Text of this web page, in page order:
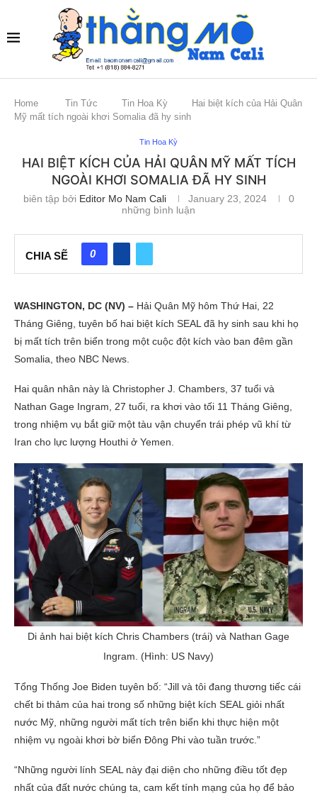
Home Tin Tức Tin Hoa Kỳ
Hai biệt kích của Hải Quân
Mỹ mất tích ngoài khơi Somalia đã hy sinh
Tin Hoa Kỳ
HAI BIỆT KÍCH CỦA HẢI QUÂN MỸ MẤT TÍCH
NGOÀI KHƠI SOMALIA ĐÃ HY SINH
biên tập bởi Editor Mo Nam Cali January 23, 2024
0
những bình luận
CHIA SẼ 0
WASHINGTON, DC (NV) – Hải Quân Mỹ hôm Thứ Hai, 22
Tháng Giêng, tuyên bố hai biệt kích SEAL đã hy sinh sau khi họ
bị mất tích trên biển trong một cuộc đột kích vào ban đêm gần
Somalia, theo NBC News.
Hai quân nhân này là Christopher J. Chambers, 37 tuổi và
Nathan Gage Ingram, 27 tuổi, ra khơi vào tối 11 Tháng Giêng,
trong nhiệm vụ bắt giữ một tàu vận chuyển trái phép vũ khí từ
Iran cho lực lượng Houthi ở Yemen.
Di ảnh hai biệt kích Chris Chambers (trái) và Nathan Gage
Ingram. (Hình: US Navy)
Tổng Thống Joe Biden tuyên bố: “Jill và tôi đang thương tiếc cái
chết bi thảm của hai trong số những biệt kích SEAL giỏi nhất
nước Mỹ, những người mất tích trên biển khi thực hiện một
nhiệm vụ ngoài khơi bờ biển Đông Phi vào tuần trước.”
“Những người lính SEAL này đại diện cho những điều tốt đẹp
nhất của đất nước chúng ta, cam kết tính mạng của họ để bảo